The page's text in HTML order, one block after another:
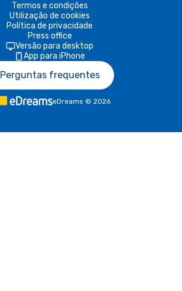
Termos e condições
Utilização de cookies
Política de privacidade
Press office
Versão para desktop
App para iPhone
Perguntas frequentes
eDreams © 2026